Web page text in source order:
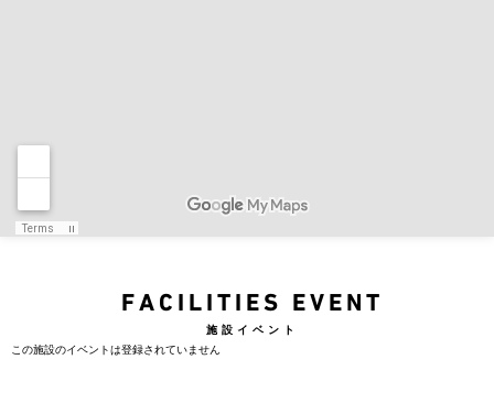
FACILITIES EVENT
施設イベント
この施設のイベントは登録されていません